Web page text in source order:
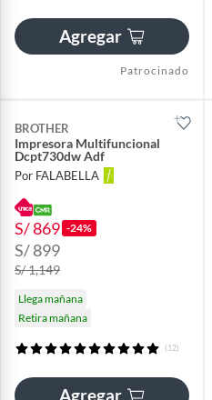
Agregar
Patrocinado
BROTHER
Impresora Multifuncional
Dcpt730dw Adf
Por FALABELLA
S/ 869 -24%
S/ 899
S/ 1,149
Llega mañana
Retira mañana
(12)
Agregar